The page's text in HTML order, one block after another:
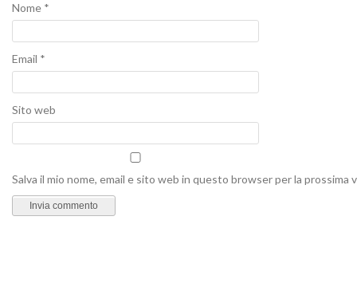
Nome *
Email *
Sito web
Salva il mio nome, email e sito web in questo browser per la prossima